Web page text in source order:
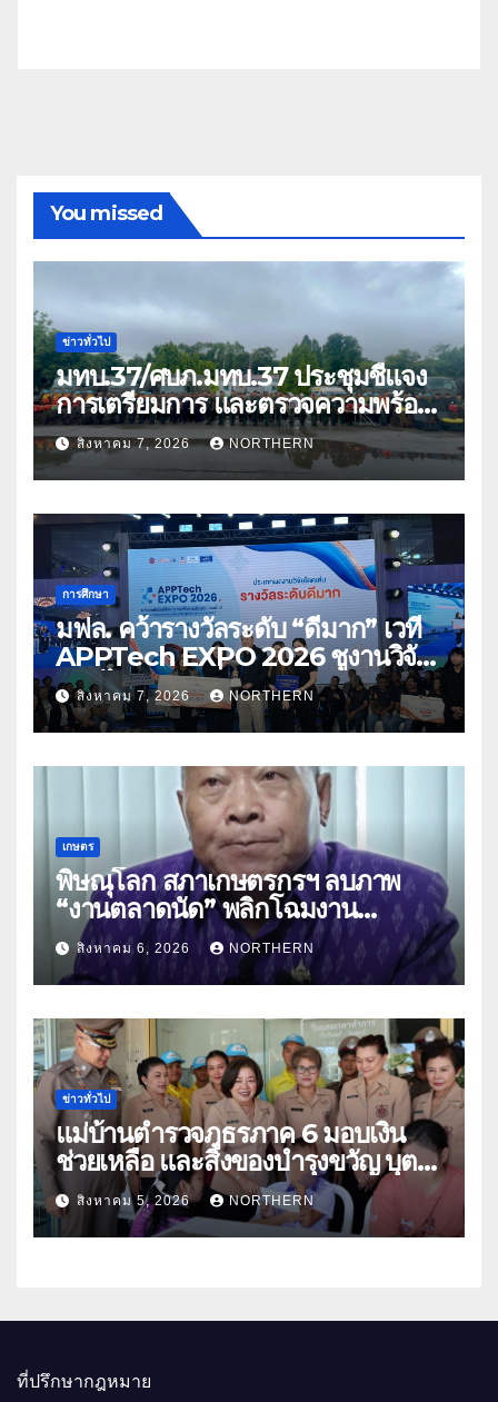
You missed
ข่าวทั่วไป
มทบ.37/ศบภ.มทบ.37 ประชุมชี้แจง
การเตรียมการ และตรวจความพร้อม
ด้านการบรรเทาสาธารณภัย
สิงหาคม 7, 2026 NORTHERN
การศึกษา
มฟล. คว้ารางวัลระดับ “ดีมาก” เวที
APPTech EXPO 2026 ชูงานวิจัย
สมุนไพร ขับเคลื่อนนวัตกรรมสู่เชิง
พาณิชย์
สิงหาคม 7, 2026 NORTHERN
เกษตร
พิษณุโลก สภาเกษตรกรฯ ลบภาพ
“งานตลาดนัด” พลิกโฉมงาน
“เกษตรรุ่งเรืองเมืองสองแคว 69” มุ่ง
ประโยชน์เกษตรกร ดึงนวัตกรรม-จับ
คู่ธุรกิจดันสินค้าเกษตรสู่สากล (คลิป)
สิงหาคม 6, 2026 NORTHERN
ข่าวทั่วไป
แม่บ้านตำรวจภูธรภาค 6 มอบเงิน
ช่วยเหลือ และสิ่งของบำรุงขวัญ บุตร-
ธิดา ข้าราชการตำรวจจังหวัด
อุทัยธานี
สิงหาคม 5, 2026 NORTHERN
ที่ปรึกษากฎหมาย